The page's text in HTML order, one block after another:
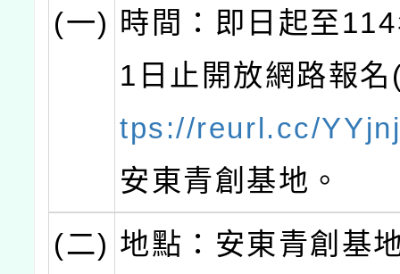
(一) 時間：即日起至
1日止開放網路報
tps://reurl.cc/
安東青創基地。
(二) 地點：安東青創基